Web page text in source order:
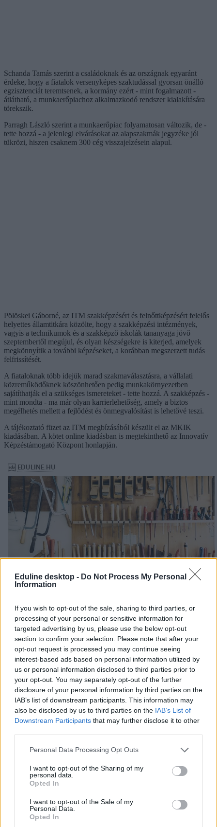
Eduline desktop - Do Not Process My Personal
Information
If you wish to opt-out of the sale, sharing to third parties, or
processing of your personal or sensitive information for
targeted advertising by us, please use the below opt-out
section to confirm your selection. Please note that after your
opt-out request is processed you may continue seeing
interest-based ads based on personal information utilized by
us or personal information disclosed to third parties prior to
your opt-out. You may separately opt-out of the further
disclosure of your personal information by third parties on the
IAB’s list of downstream participants. This information may
also be disclosed by us to third parties on the IAB’s List of
Downstream Participants that may further disclose it to other
Personal Data Processing Opt Outs
I want to opt-out of the Sharing of my
personal data.
Opted In
I want to opt-out of the Sale of my
Personal Data.
Opted In
Schanda Tamás szerint a családoknak és az országnak egyaránt
érdeke, hogy a fiatalok versenyképes szaktudással gyorsan önálló
egzisztenciát teremtsenek, a kormány ezért - mint fogalmazott -
átlátható, a munkaerőpiachoz alkalmazkodó rendszer kialakítására
törekszik.
Parragh László szerint a munkaerőpiac folyamatosan változik, de -
tette hozzá - a jelenlegi elvárásokat az alapszakmák jegyzéke jól
tükrözi, hiszen csaknem 300 cég visszajelzésein alapul.
Pölöskei Gáborné, az ITM szakképzésért és felnőttképzésért felelős
helyettes államtitkára közölte, hogy a szakképzési intézmények,
vagyis a technikumok és a szakképző iskolák tananyaga jövő
szeptembertől megújul, és olyan készségekre is kiterjed, amelyek
megkönnyítik a további képzéseket, a korábban megszerzett tudás
felfrissítését.
A fiataloknak több idejük marad szakmaválasztásra, a vállalati
közreműködőknek köszönhetően pedig munkakörnyezetben
sajátíthatják el a szükséges ismereteket - tette hozzá. A szakképzés -
mint mondta - ma már olyan karrierlehetőség, amely a biztos
megélhetés mellett a fejlődést és önmegvalósítást is lehetővé teszi.
A tájékoztató füzet az ITM megbízásából készült el az MKIK
kiadásában. A kötet online kiadásban is megtekinthető az Innovatív
Képzéstámogató Központ honlapján.
Tetszett a cikk? Iratkozz fel hírlevelünkre
Ha szeretnéd megkapni legfrissebb cikkeinket az érettségiről, az
egyetemi-főiskolai és a középiskolai felvételiről, ha érdekelnek a